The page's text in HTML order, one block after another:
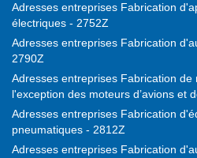
Adresses entreprises Fabrication
électriques - 2752Z
Adresses entreprises Fabrication
2790Z
Adresses entreprises Fabrication de
l'exception des moteurs d’avions et
Adresses entreprises Fabrication
pneumatiques - 2812Z
Adresses entreprises Fabrication